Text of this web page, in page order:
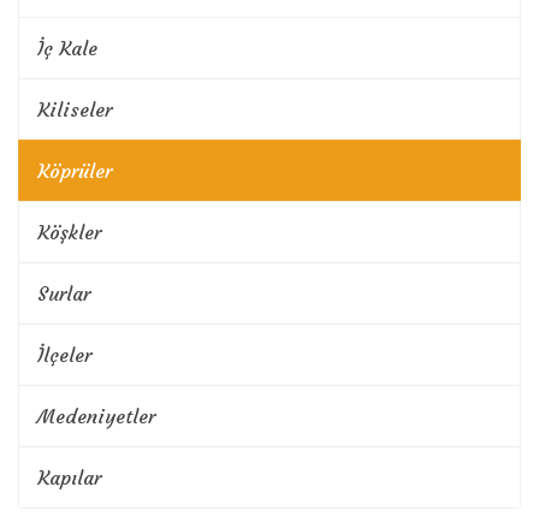
İç Kale
Kiliseler
Köprüler
Köşkler
Surlar
İlçeler
Medeniyetler
Kapılar